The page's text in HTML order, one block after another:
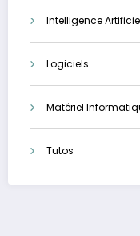
Intelligence
Logiciels
Matériel
Tutos